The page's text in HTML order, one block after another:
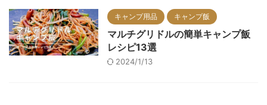
キャンプ用品 キャンプ飯
マルチグリドルの簡単キャンプ飯
レシピ13選
2024/1/13